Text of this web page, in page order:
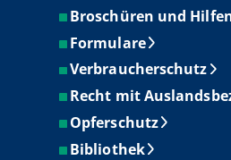
Broschüren und
Formulare
Verbraucherschutz
Recht mit
Opferschutz
Bibliothek